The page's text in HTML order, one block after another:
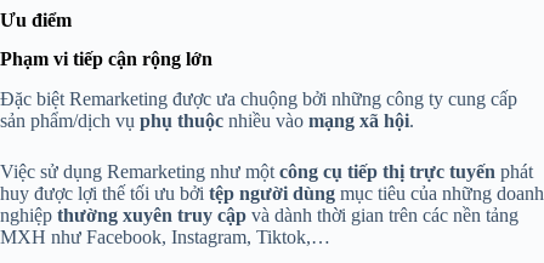
Ưu điểm
Phạm vi tiếp cận rộng lớn
Đặc biệt Remarketing được ưa chuộng bởi những công ty cung cấp
sản phẩm/dịch vụ phụ thuộc nhiều vào mạng xã hội.
Việc sử dụng Remarketing như một công cụ tiếp thị trực tuyến phát
huy được lợi thế tối ưu bởi tệp người dùng mục tiêu của những doanh
nghiệp thường xuyên truy cập và dành thời gian trên các nền tảng
MXH như Facebook, Instagram, Tiktok,…